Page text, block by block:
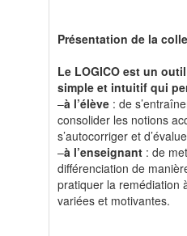
Présentation de la
Le LOGICO est un
simple et intuitif qui
–à l’élève : de
consolider les notions
s’autocorriger et
–à l’enseignant : de
différenciation de
pratiquer la remédiation
variées et motivantes.